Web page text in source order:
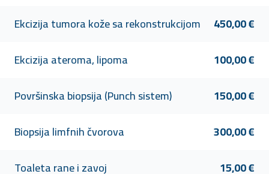
Ekcizija tumora kože sa rekonstrukcijom
450,00 €
Ekcizija ateroma, lipoma
100,00 €
Površinska biopsija (Punch sistem)
150,00 €
Biopsija limfnih čvorova
300,00 €
Toaleta rane i zavoj
15,00 €